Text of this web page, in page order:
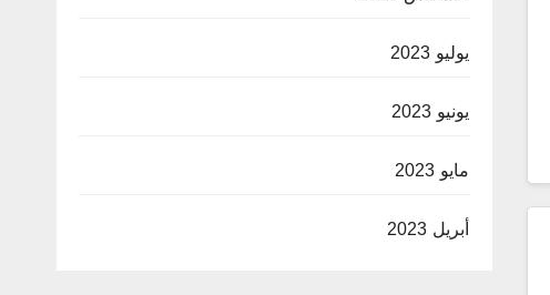
يوليو 2023
يونيو 2023
مايو 2023
أبريل 2023